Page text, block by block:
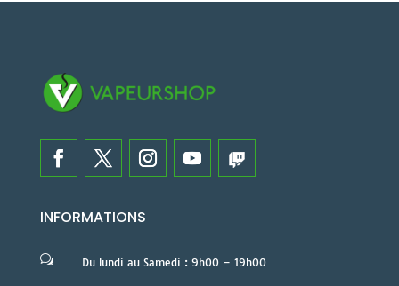
INFORMATIONS
w Du lundi au Samedi : 9h00 – 19h00